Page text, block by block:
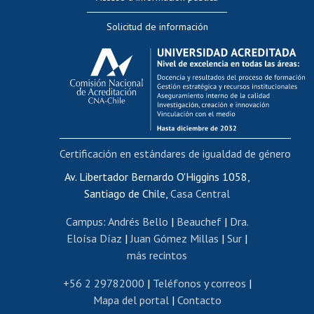
Editar Portafolio Académico
Evaluación docente
Calificación académica
Postulación al AUCAI
Funcionarias/os
Cursos internos de capacitación
Bienestar del personal
Portal de movilidad interna
Certificado de renta
Certificado de renta honorarios
Editar páginas blancas
Extranjeras/os
Revalidación y reconocimiento de títulos
Postulación al Programa de Movilidad Estudiantil
Solicitud de información
Av. Libertador Bernardo O'Higgins 1058,
Santiago de Chile, Casa Central
Campus: Andrés Bello | Beauchef| Dra.
Eloísa Díaz | Juan Gómez Millas | Sur |
más recintos
+56 2 29782000 | Teléfonos y correos |
Mapa del portal| Contacto
Certificación en estándares de igualdad de género